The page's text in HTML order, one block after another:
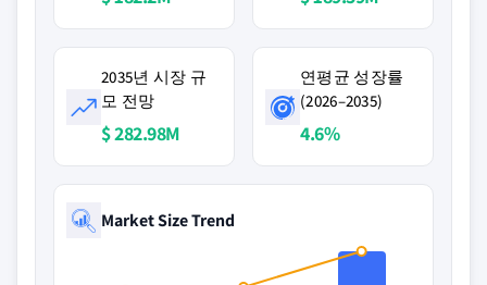
2035년 시장 규
모 전망
$ 282.98M
연평균 성장률
(2026–2035)
4.6%
Market Size Trend